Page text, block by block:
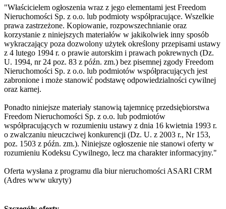
"Właścicielem ogłoszenia wraz z jego elementami jest Freedom
Nieruchomości Sp. z o.o. lub podmioty współpracujące. Wszelkie
prawa zastrzeżone. Kopiowanie, rozpowszechnianie oraz
korzystanie z niniejszych materiałów w jakikolwiek inny sposób
wykraczający poza dozwolony użytek określony przepisami ustawy
z 4 lutego 1994 r. o prawie autorskim i prawach pokrewnych (Dz.
U. 1994, nr 24 poz. 83 z późn. zm.) bez pisemnej zgody Freedom
Nieruchomości Sp. z o.o. lub podmiotów współpracujących jest
zabronione i może stanowić podstawę odpowiedzialności cywilnej
oraz karnej.
Ponadto niniejsze materiały stanowią tajemnicę przedsiębiorstwa
Freedom Nieruchomości Sp. z o.o. lub podmiotów
współpracujących w rozumieniu ustawy z dnia 16 kwietnia 1993 r.
o zwalczaniu nieuczciwej konkurencji (Dz. U. z 2003 r., Nr 153,
poz. 1503 z późn. zm.). Niniejsze ogłoszenie nie stanowi oferty w
rozumieniu Kodeksu Cywilnego, lecz ma charakter informacyjny."
Oferta wysłana z programu dla biur nieruchomości ASARI CRM
(Adres www ukryty)